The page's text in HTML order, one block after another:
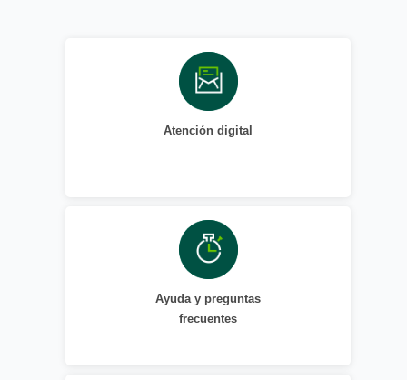
Atención digital
Ayuda y preguntas
frecuentes